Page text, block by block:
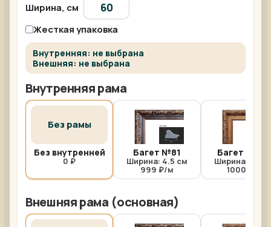
Ширина, см
Жесткая упаковка
Внутренняя: не выбрана
Внешняя: не выбрана
Внутренняя рама
Без рамы
Без внутренней
0 ₽
Багет №81
Ширина: 4.5 см
999 ₽/м
Багет №81/
Ширина: 4.5
1000 ₽/м
Внешняя рама (основная)